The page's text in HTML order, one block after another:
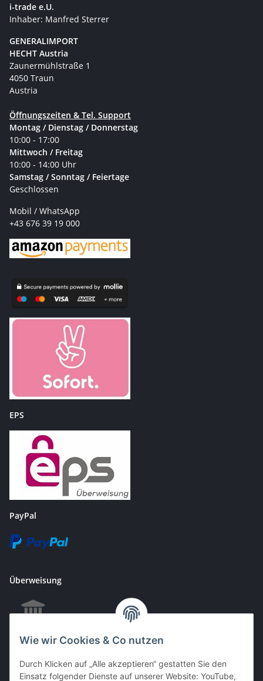
Wie wir Cookies & Co nutzen
Durch Klicken auf „Alle akzeptieren“ gestatten Sie den
Einsatz folgender Dienste auf unserer Website: YouTube,
i-trade e.U.
Inhaber: Manfred Sterrer
GENERALIMPORT
HECHT Austria
Zaunermühlstraße 1
4050 Traun
Austria
Öffnungszeiten & Tel. Support
Montag / Dienstag / Donnerstag
10:00 - 17:00
Mittwoch / Freitag
10:00 - 14:00 Uhr
Samstag / Sonntag / Feiertage
Geschlossen
Mobil / WhatsApp
+43 676 39 19 000
EPS
PayPal
Überweisung
EC & Kreditkartenzahlung bei Abholung